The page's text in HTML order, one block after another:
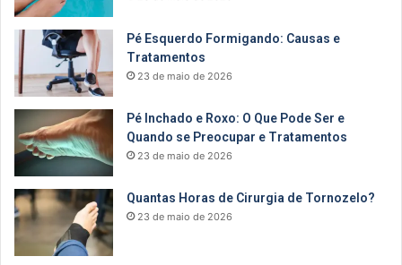
Pé Esquerdo Formigando: Causas e
Tratamentos
23 de maio de 2026
Pé Inchado e Roxo: O Que Pode Ser e
Quando se Preocupar e Tratamentos
23 de maio de 2026
Quantas Horas de Cirurgia de Tornozelo?
23 de maio de 2026